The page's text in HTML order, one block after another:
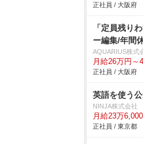
正社員 / 大阪府
「定員残り
ー編集/年間
AQUARIUS株式
月給26万円～
正社員 / 大阪府
英語を使う
NINJA株式会社
月給23万
正社員 / 東京都